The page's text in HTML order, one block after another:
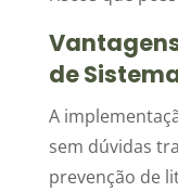
de
A
sem dúvidas
prevenção de